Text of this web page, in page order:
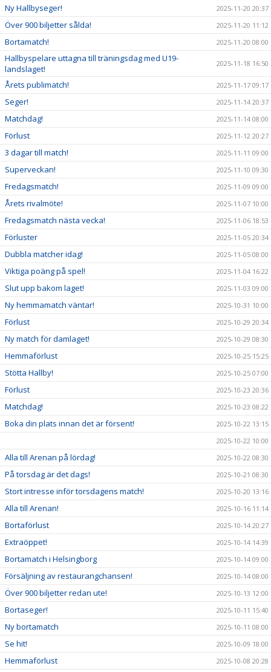
Ny Hallbyseger! 2025-11-20 20:37
Över 900 biljetter sålda! 2025-11-20 11:12
Bortamatch! 2025-11-20 08:00
Hallbyspelare uttagna till träningsdag med U19-
landslaget!
2025-11-18 16:50
Årets publimatch! 2025-11-17 09:17
Seger! 2025-11-14 20:37
Matchdag! 2025-11-14 08:00
Förlust 2025-11-12 20:27
3 dagar till match! 2025-11-11 09:00
Superveckan! 2025-11-10 09:30
Fredagsmatch! 2025-11-09 09:00
Årets rivalmöte! 2025-11-07 10:00
Fredagsmatch nästa vecka! 2025-11-06 18:53
Förluster 2025-11-05 20:34
Dubbla matcher idag! 2025-11-05 08:00
Viktiga poäng på spel! 2025-11-04 16:22
Slut upp bakom laget! 2025-11-03 09:00
Ny hemmamatch väntar! 2025-10-31 10:00
Förlust 2025-10-29 20:34
Ny match för damlaget! 2025-10-29 08:30
Hemmaförlust 2025-10-25 15:25
Stötta Hallby! 2025-10-25 07:00
Förlust 2025-10-23 20:36
Matchdag! 2025-10-23 08:22
Boka din plats innan det är försent!
2025-10-22 13:15
2025-10-22 10:00
Alla till Arenan på lördag! 2025-10-22 08:30
På torsdag är det dags! 2025-10-21 08:30
Stort intresse inför torsdagens match! 2025-10-20 13:16
Alla till Arenan! 2025-10-16 11:14
Bortaförlust 2025-10-14 20:27
Extraöppet! 2025-10-14 14:39
Bortamatch i Helsingborg 2025-10-14 09:00
Försäljning av restaurangchansen! 2025-10-14 08:00
Över 900 biljetter redan ute! 2025-10-13 12:00
Bortaseger! 2025-10-11 15:40
Ny bortamatch 2025-10-11 08:00
Se hit! 2025-10-09 18:00
Hemmaförlust 2025-10-08 20:28